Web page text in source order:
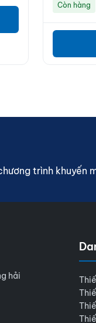
Còn hàng
trình khuyến
hải